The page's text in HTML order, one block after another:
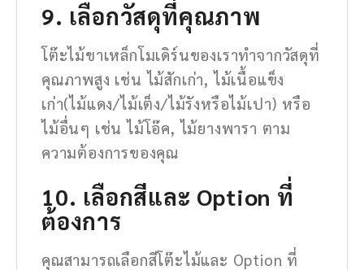
9. เลือกวัสดุที่คุณภาพ
โต๊ะไม้ขาเหล็กโมเดิร์นของเราทำจากวัสดุที่
คุณภาพสูง เช่น ไม้สักเก่า, ไม้เนื้อแข็ง
เก่า(ไม้แดง/ไม้เต็ง/ไม้รังหรือไม้เปา) หรือ
ไม้อื่นๆ เช่น ไม้โอ๊ค, ไม้ยางพารา ตาม
ความต้องการของคุณ
10. เลือกสีและ Option ที่
ต้องการ
คุณสามารถเลือกสีโต๊ะไม้และ Option ที่